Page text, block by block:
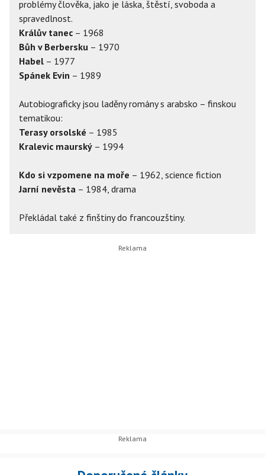
problémy člověka, jako je láska, štěstí, svoboda a
spravedlnost.
Králův tanec – 1968
Bůh v Berbersku – 1970
Habel – 1977
Spánek Evin – 1989
Autobiograficky jsou laděny romány s arabsko – finskou
tematikou:
Terasy orsolské – 1985
Kralevic maurský – 1994
Kdo si vzpomene na moře – 1962, science fiction
Jarní nevěsta – 1984, drama
Překládal také z finštiny do francouzštiny.